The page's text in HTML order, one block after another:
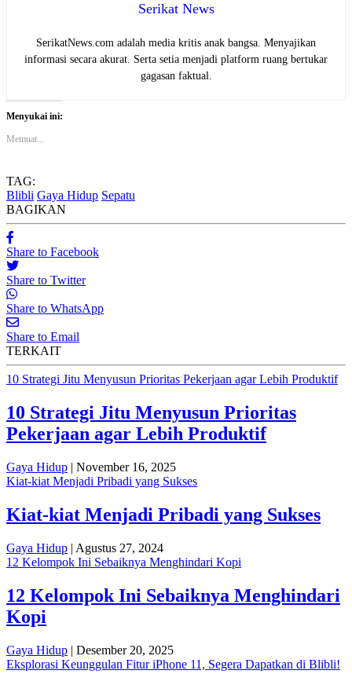
Serikat News
SerikatNews.com adalah media kritis anak bangsa. Menyajikan
informasi secara akurat. Serta setia menjadi platform ruang bertukar
gagasan faktual.
Menyukai ini:
Memuat...
TAG:
Blibli Gaya Hidup Sepatu
BAGIKAN
Share to Facebook
Share to Twitter
Share to WhatsApp
Share to Email
TERKAIT
10 Strategi Jitu Menyusun Prioritas Pekerjaan agar Lebih Produktif
10 Strategi Jitu Menyusun Prioritas
Pekerjaan agar Lebih Produktif
Gaya Hidup | November 16, 2025
Kiat-kiat Menjadi Pribadi yang Sukses
Kiat-kiat Menjadi Pribadi yang Sukses
Gaya Hidup | Agustus 27, 2024
12 Kelompok Ini Sebaiknya Menghindari Kopi
12 Kelompok Ini Sebaiknya Menghindari
Kopi
Gaya Hidup | Desember 20, 2025
Eksplorasi Keunggulan Fitur iPhone 11, Segera Dapatkan di Blibli!